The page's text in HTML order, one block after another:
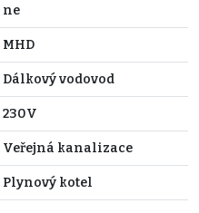
ne
MHD
Dálkový vodovod
230V
Veřejná kanalizace
Plynový kotel